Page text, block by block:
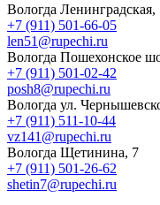
Вологда Ленинградская,
+7 (911) 501-66-05
len51@rupechi.ru
Вологда Пошехонское
+7 (911) 501-02-42
posh8@rupechi.ru
Вологда ул.
+7 (911) 511-10-44
vz141@rupechi.ru
Вологда Щетинина, 7
+7 (911) 501-26-62
shetin7@rupechi.ru